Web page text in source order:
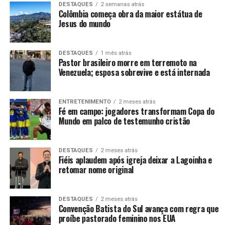
DESTAQUES 2 semanas atrás
Colômbia começa obra da maior estátua de
Jesus do mundo
DESTAQUES 1 mês atrás
Pastor brasileiro morre em terremoto na
Venezuela; esposa sobrevive e está internada
ENTRETENIMENTO 2 meses atrás
Fé em campo: jogadores transformam Copa do
Mundo em palco de testemunho cristão
DESTAQUES 2 meses atrás
Fiéis aplaudem após igreja deixar a Lagoinha e
retomar nome original
DESTAQUES 2 meses atrás
Convenção Batista do Sul avança com regra que
proíbe pastorado feminino nos EUA